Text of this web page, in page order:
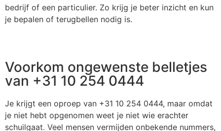
bedrijf of een particulier. Zo krijg je beter inzicht en kun
je bepalen of terugbellen nodig is.
Voorkom ongewenste belletjes
van +31 10 254 0444
Je krijgt een oproep van +31 10 254 0444, maar omdat
je niet hebt opgenomen weet je niet wie erachter
schuilgaat. Veel mensen vermijden onbekende nummers,